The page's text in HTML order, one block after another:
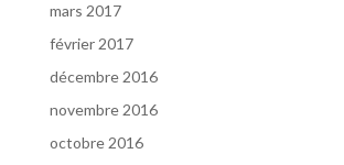
mars 2017
février 2017
décembre 2016
novembre 2016
octobre 2016